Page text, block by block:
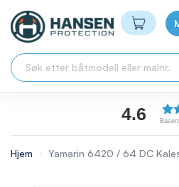
Min
4.6
Hjem Yamarin 6420 / 64 DC